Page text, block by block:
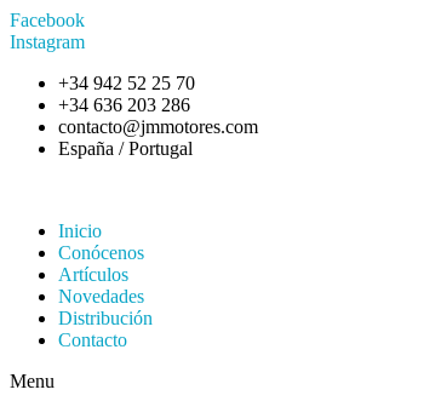
Facebook
Instagram
+34 942 52 25 70
+34 636 203 286
contacto@jmmotores.com
España / Portugal
Inicio
Conócenos
Artículos
Novedades
Distribución
Contacto
Menu